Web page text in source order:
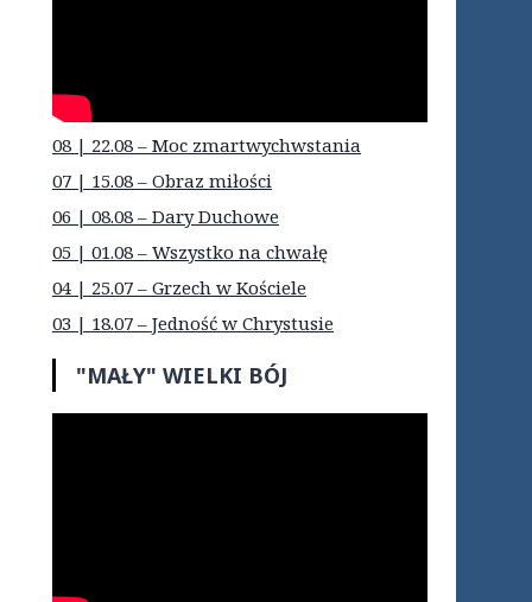
08 | 22.08 – Moc zmartwychwstania
07 | 15.08 – Obraz miłości
06 | 08.08 – Dary Duchowe
05 | 01.08 – Wszystko na chwałę
04 | 25.07 – Grzech w Kościele
03 | 18.07 – Jedność w Chrystusie
"MAŁY" WIELKI BÓJ